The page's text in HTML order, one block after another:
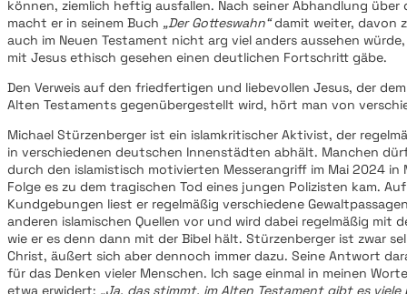
können, ziemlich heftig ausfallen. Nach seiner Abhandlung über
macht er in seinem Buch „Der Gotteswahn“damit weiter, davon
auch im Neuen Testament nicht arg viel anders aussehen
mit Jesus ethisch gesehen einen deutlichen Fortschritt gäbe.
Den Verweis auf den friedfertigen und liebevollen Jesus, der
Alten Testaments gegenübergestellt wird, hört man von
Michael Stürzenberger ist ein islamkritischer Aktivist, der
in verschiedenen deutschen Innenstädten abhält. Manchen
durch den islamistisch motivierten Messerangriff im Mai 2024 in
Folge es zu dem tragischen Tod eines jungen Polizisten kam.
Kundgebungen liest er regelmäßig verschiedene
anderen islamischen Quellen vor und wird dabei regelmäßig mit
wie er es denn dann mit der Bibel hält. Stürzenberger ist zwar
Christ, äußert sich aber dennoch immer dazu. Seine Antwort
für das Denken vieler Menschen. Ich sage einmal in meinen
etwa erwidert: „Ja, das stimmt, im Alten Testament gibt es viele